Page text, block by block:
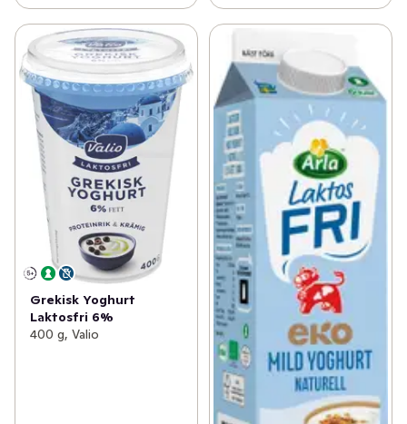
Grekisk Yoghurt
Laktosfri 6%
400 g, Valio